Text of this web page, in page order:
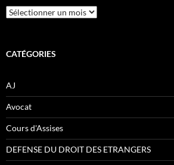
Archives
CATÉGORIES
AJ
Avocat
Cours d'Assises
DEFENSE DU DROIT DES ETRANGERS